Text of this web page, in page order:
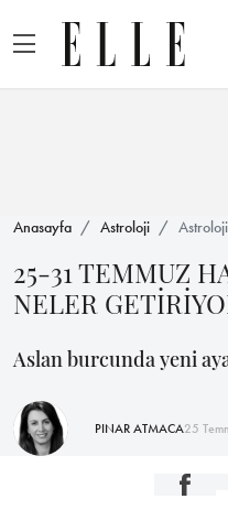
Anasayfa Astroloji
25-31 TEMMUZ
NELER
Aslan burcunda yeni
PINAR ATMACA25